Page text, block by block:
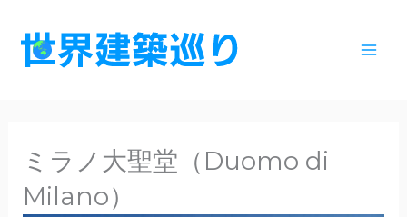
ミラノ大聖堂（Duomo di
Milano）